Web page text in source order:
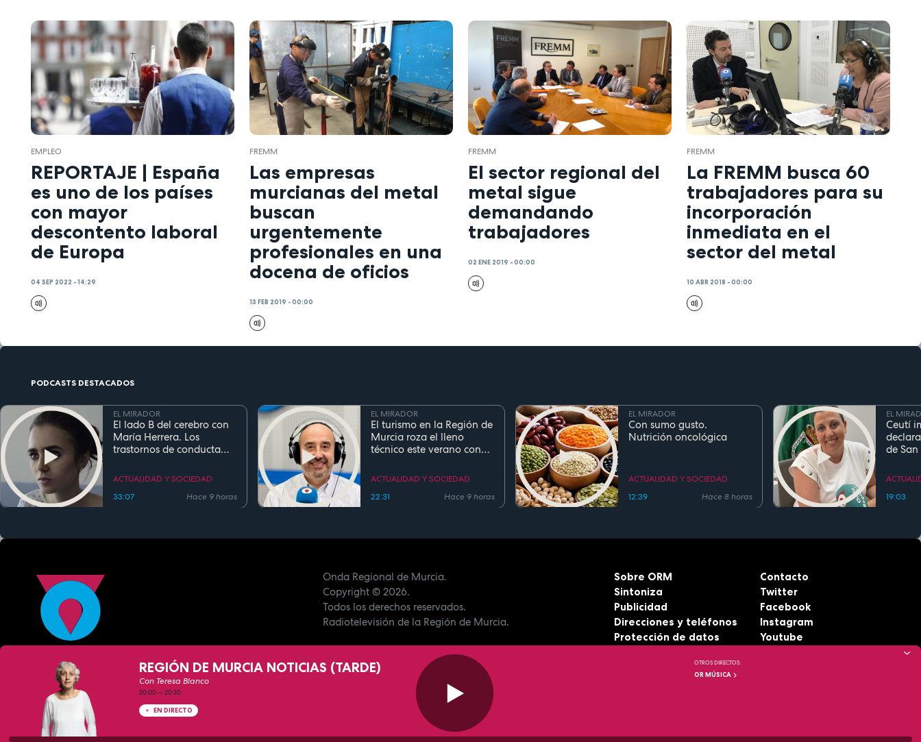
EMPLEO
REPORTAJE | España
es uno de los países
con mayor
descontento laboral
de Europa
04 SEP 2022 - 14:29
FREMM
Las empresas
murcianas del metal
buscan
urgentemente
profesionales en una
docena de oficios
13 FEB 2019 - 00:00
FREMM
El sector regional del
metal sigue
demandando
trabajadores
02 ENE 2019 - 00:00
FREMM
La FREMM busca 60
trabajadores para su
incorporación
inmediata en el
sector del metal
10 ABR 2018 - 00:00
PODCASTS DESTACADOS
EL MIRADOR
El lado B del cerebro con
María Herrera. Los
trastornos de conducta
ACTUALIDAD Y SOCIEDAD
33:07
Hace 9 horas
EL MIRADOR
El turismo en la Región de
Murcia roza el lleno
técnico este verano con
90%
ACTUALIDAD Y SOCIEDAD
22:31
Hace 9 horas
EL MIRADOR
Con sumo gusto.
Nutrición oncológica
ACTUALIDAD Y SOCIEDAD
12:39
Hace 8 horas
EL
Ceutí
de
19:03
Onda Regional de Murcia.
Copyright© 2026.
Todos los derechos reservados.
Radiotelevisión de la Región de Murcia.
Sobre ORM
Sintoniza
Publicidad
Direcciones y teléfonos
Protección de datos
Contacto
Twitter
Facebook
Instagram
Youtube
REGIÓN DE MURCIA NOTICIAS (TARDE)
Con Teresa Blanco
20:00—20:30
EN DIRECTO
OTROS DIRECTOS:
OR MÚSICA